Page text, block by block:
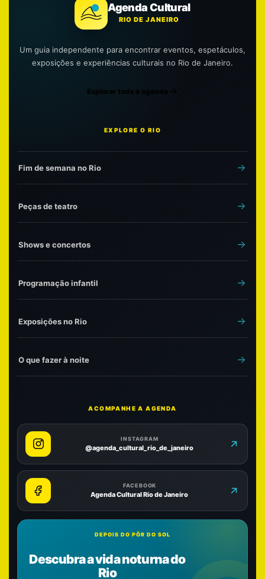
Agenda Cultural
RIO DE JANEIRO
Um guia independente para encontrar eventos, espetáculos,
exposições e experiências culturais no Rio de Janeiro.
Explorar toda a agenda
EXPLORE O RIO
Fim de semana no Rio
Peças de teatro
Shows e concertos
Programação infantil
Exposições no Rio
O que fazer à noite
ACOMPANHE A AGENDA
INSTAGRAM
@agenda_cultural_rio_de_janeiro
FACEBOOK
Agenda Cultural Rio de Janeiro
DEPOIS DO PÔR DO SOL
Descubra a vida noturna do
Rio